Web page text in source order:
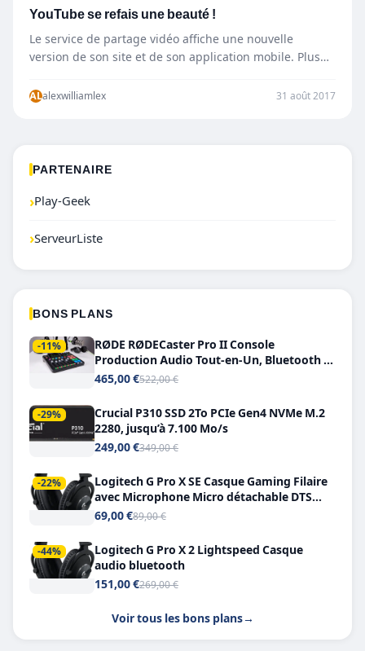
YouTube se refais une beauté !
Le service de partage vidéo affiche une nouvelle
version de son site et de son application mobile. Plus…
ALalexwilliamlex 31 août 2017
PARTENAIRE
›Play-Geek
›ServeurListe
BONS PLANS
-11%
RØDE RØDECaster Pro II Console
Production Audio Tout-en-Un, Bluetooth et
Double USB-C
465,00 €522,00 €
-29%
Crucial P310 SSD 2To PCIe Gen4 NVMe M.2
2280, jusqu’à 7.100 Mo/s
249,00 €349,00 €
-22%
Logitech G Pro X SE Casque Gaming Filaire
avec Microphone Micro détachable DTS
Headphone X 7.1
69,00 €89,00 €
-44%
Logitech G Pro X 2 Lightspeed Casque
audio bluetooth
151,00 €269,00 €
Voir tous les bons plans→